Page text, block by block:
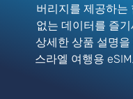
버리지를 제공하는
없는 데이터를 즐
상세한 상품 설명
스라엘 여행용